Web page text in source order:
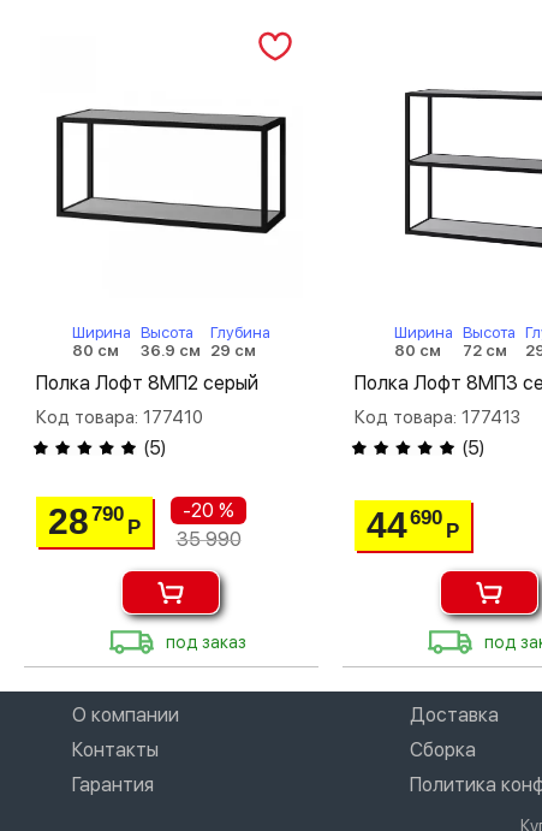
Ширина
80 см
Высота
36.9 см
Глубина
29 см
Полка Лофт 8МП2 серый
Код товара: 177410
(5)
28790
Р
-20 %
35 990
под заказ
Ширина
80 см
Высота
72 см
Полка Лофт 8МП3
Код товара: 177413
(5)
44690
Р
под
О компании
Доставка
Контакты
Сборка
Гарантия
Политика